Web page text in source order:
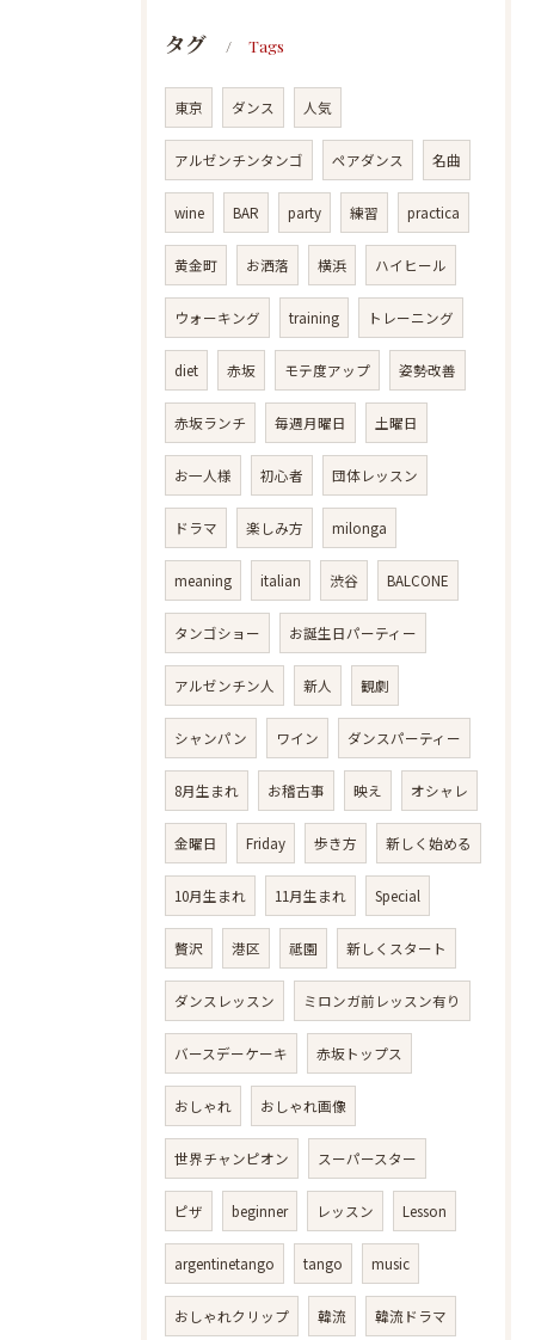
タグ Tags
東京 ダンス 人気
アルゼンチンタンゴ ペアダンス 名曲
wine BAR party 練習 practica
黄金町 お洒落 横浜 ハイヒール
ウォーキング training トレーニング
diet 赤坂 モテ度アップ 姿勢改善
赤坂ランチ 毎週月曜日 土曜日
お一人様 初心者 団体レッスン
ドラマ 楽しみ方 milonga
meaning italian 渋谷 BALCONE
タンゴショー お誕生日パーティー
アルゼンチン人 新人 観劇
シャンパン ワイン ダンスパーティー
8月生まれ お稽古事 映え オシャレ
金曜日 Friday 歩き方 新しく始める
10月生まれ 11月生まれ Special
贅沢 港区 祗園 新しくスタート
ダンスレッスン ミロンガ前レッスン有り
バースデーケーキ 赤坂トップス
おしゃれ おしゃれ画像
世界チャンピオン スーパースター
ピザ beginner レッスン Lesson
argentinetango tango music
おしゃれクリップ 韓流 韓流ドラマ